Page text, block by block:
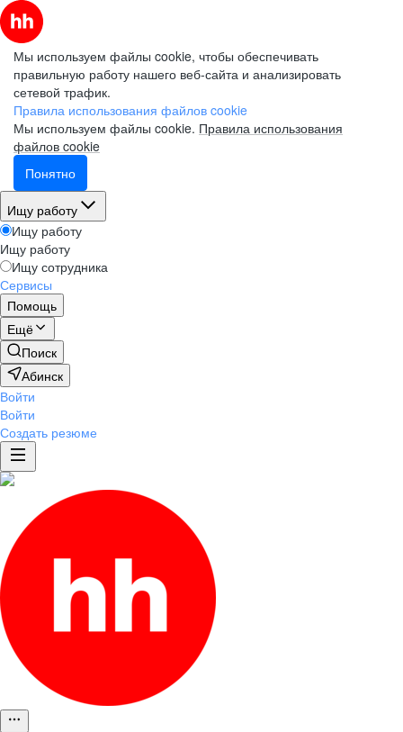
Мы используем файлы cookie, чтобы обеспечивать
правильную работу нашего веб-сайта и анализировать
сетевой трафик.
Правила использования файлов cookie
Мы используем файлы cookie. Правила использования
файлов cookie
Понятно
Ищу работу
Ищу работу
Ищу работу
Ищу сотрудника
Сервисы
Помощь
Ещё
Поиск
Абинск
Войти
Войти
Создать резюме